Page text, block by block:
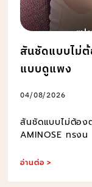
สันชัดแบบไม่
แบบดูแพง
04/08/2026
สันชัดแบบไม่ต้อง
AMINOSE ทรงน
อ่านต่อ >